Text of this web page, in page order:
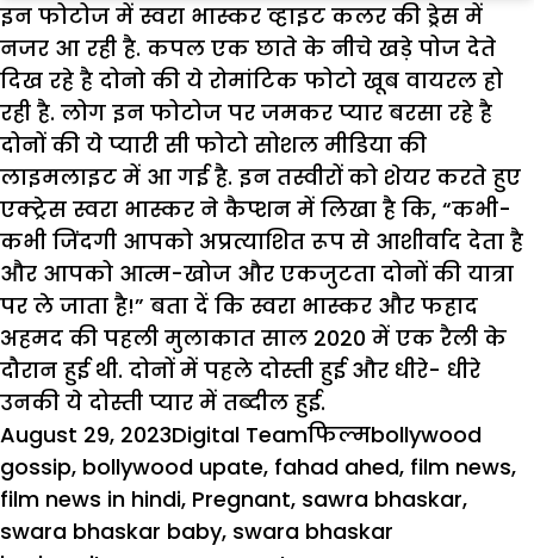
इन फोटोज में स्वरा भास्कर व्हाइट कलर की ड्रेस में
नजर आ रही है. कपल एक छाते के नीचे खड़े पोज देते
दिख रहे है दोनो की ये रोमांटिक फोटो खूब वायरल हो
रही है. लोग इन फोटोज पर जमकर प्यार बरसा रहे है
दोनों की ये प्यारी सी फोटो सोशल मीडिया की
लाइमलाइट में आ गई है. इन तस्वीरों को शेयर करते हुए
एक्ट्रेस स्वरा भास्कर ने कैप्शन में लिखा है कि, “कभी-
कभी जिंदगी आपको अप्रत्याशित रूप से आशीर्वाद देता है
और आपको आत्म-खोज और एकजुटता दोनों की यात्रा
पर ले जाता है!” बता दें कि स्वरा भास्कर और फहाद
अहमद की पहली मुलाकात साल 2020 में एक रैली के
दौरान हुई थी. दोनों में पहले दोस्ती हुई और धीरे- धीरे
उनकी ये दोस्ती प्यार में तब्दील हुई.
Posted
on
August 29, 2023Author
Digital TeamCategories
फिल्मTags
bollywood
gossip, bollywood upate, fahad ahed, film news,
film news in hindi, Pregnant, sawra bhaskar,
swara bhaskar baby, swara bhaskar